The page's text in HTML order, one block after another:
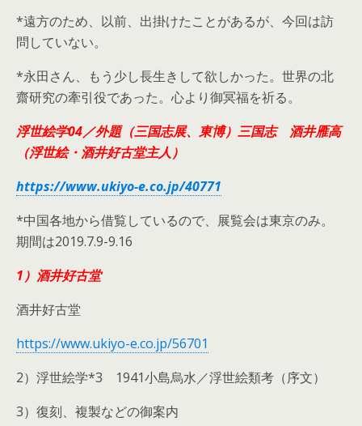
*遠方のため、以前、出掛けたことがあるが、今回は訪
問していない。
*永田さん、もう少し長生きして欲しかった。世界の北
齋研究の牽引役であった。心より御冥福を祈る。
浮世絵学04／外題（三国志展、東博）三国志 酒井雁高
（浮世絵・酒井好古堂主人）
https://www.ukiyo-e.co.jp/40771
*中国各地から借覧しているので、展覧会は東京のみ。
期間は2019.7.9-9.16
1）酒井好古堂
酒井好古堂
https://www.ukiyo-e.co.jp/56701
2）浮世絵学*3 1941小島烏水／浮世絵類考（序文）
3）復刻、複製などの御案内